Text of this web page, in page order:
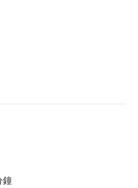
鐘